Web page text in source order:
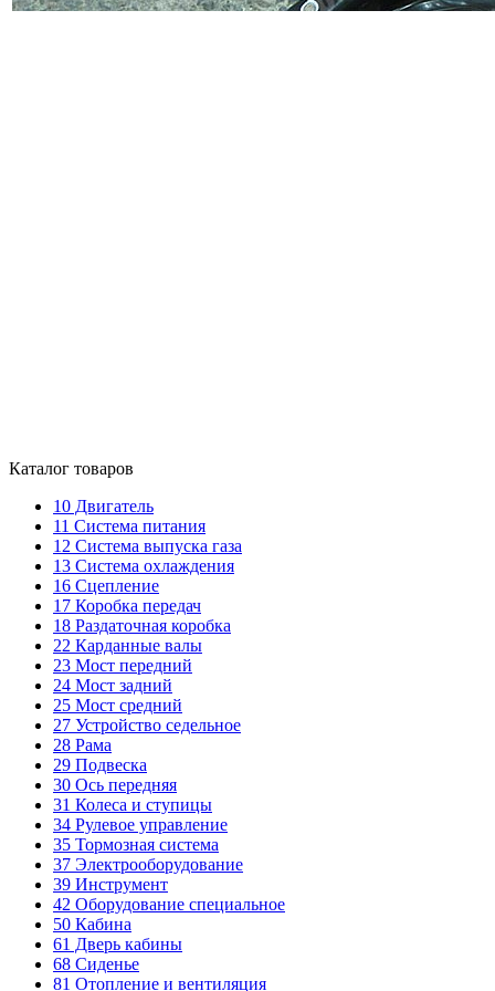
Каталог товаров
10 Двигатель
11 Система питания
12 Система выпуска газа
13 Система охлаждения
16 Сцепление
17 Коробка передач
18 Раздаточная коробка
22 Карданные валы
23 Мост передний
24 Мост задний
25 Мост средний
27 Устройство седельное
28 Рама
29 Подвеска
30 Ось передняя
31 Колеса и ступицы
34 Рулевое управление
35 Тормозная система
37 Электрооборудование
39 Инструмент
42 Оборудование специальное
50 Кабина
61 Дверь кабины
68 Сиденье
81 Отопление и вентиляция